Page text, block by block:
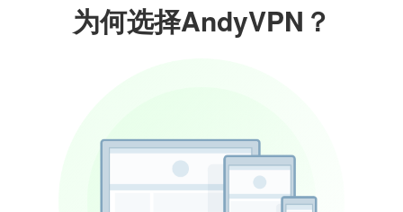
为何选择AndyVPN？